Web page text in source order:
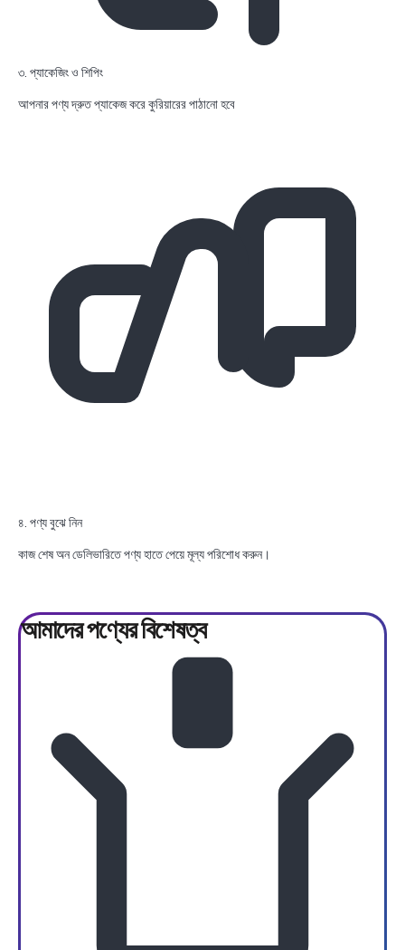
৩. প্যাকেজিং ও শিপিং
আপনার পণ্য দ্রুত প্যাকেজ করে কুরিয়ারের পাঠানো হবে
৪. পণ্য বুঝে নিন
কাজ শেষ অন ডেলিভারিতে পণ্য হাতে পেয়ে মূল্য পরিশোধ করুন।
আমাদের পণ্যেরবিশেষত্ব